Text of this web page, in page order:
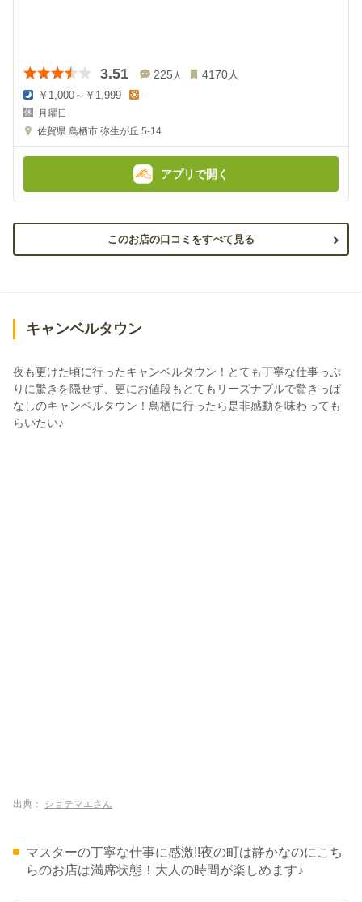
3.51 225 人 4170人
夜
の
金
￥1,000～￥1,999
金
-
月曜日
佐賀県 鳥栖市 弥生が丘 5-14
アプリで開く
このお店の口コミをすべて見る
キャンベルタウン
夜も更けた頃に行ったキャンベルタウン！とても丁寧な仕事っぷ
りに驚きを隠せず、更にお値段もとてもリーズナブルで驚きっぱ
なしのキャンベルタウン！鳥栖に行ったら是非感動を味わっても
らいたい♪
出典： ショテマエさん
マスターの丁寧な仕事に感激!!夜の町は静かなのにこち
らのお店は満席状態！大人の時間が楽しめます♪